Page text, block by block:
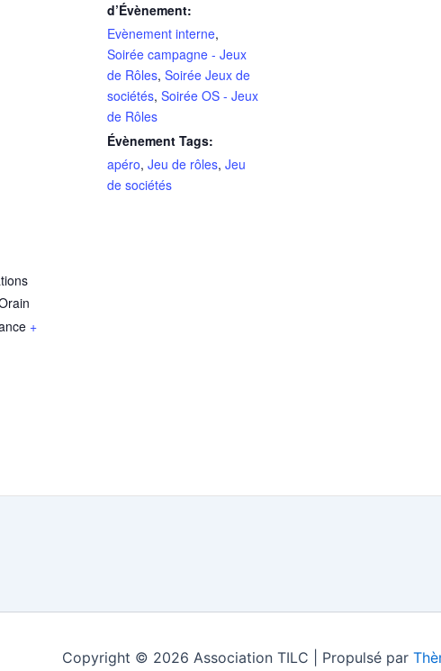
d’Évènement:
Evènement interne,
Soirée campagne - Jeux
de Rôles, Soirée Jeux de
sociétés, Soirée OS - Jeux
de Rôles
Évènement Tags:
apéro, Jeu de rôles, Jeu
de sociétés
+
Copyright © 2026 Association TILC | Propulsé par